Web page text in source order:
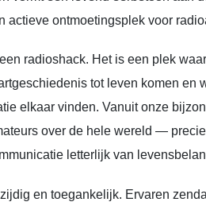
actieve ontmoetingsplek voor
radioshack. Het is een plek
tot leven komen en
elkaar vinden. Vanuit onze
over de hele wereld —
letterlijk van
en toegankelijk. Ervaren